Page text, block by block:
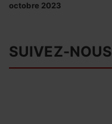
octobre 2023
SUIVEZ-NOUS